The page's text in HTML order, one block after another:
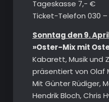
Tageskasse 7,- €
Ticket-Telefon 030 –
Sonntag den 9.
»Oster-Mix mit
Kabarett, Musik und
präsentiert von Olaf
Mit Günter Rüdiger,
Hendrik Bloch, Chris